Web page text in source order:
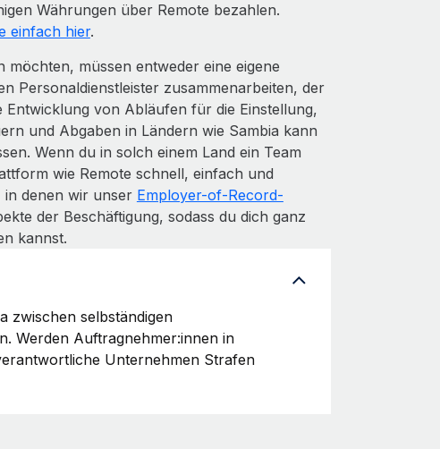
Währungen über Remote bezahlen.
einfach hier.
müssen entweder eine eigene
Personaldienstleister zusammenarbeiten, der
von Abläufen für die Einstellung,
und Abgaben in Ländern wie Sambia kann
Wenn du in solch einem Land ein Team
wie Remote schnell, einfach und
denen wir unser Employer-of-Record-
der Beschäftigung, sodass du dich ganz
kannst.
zwischen selbständigen
Werden Auftragnehmer:innen in
Unternehmen Strafen